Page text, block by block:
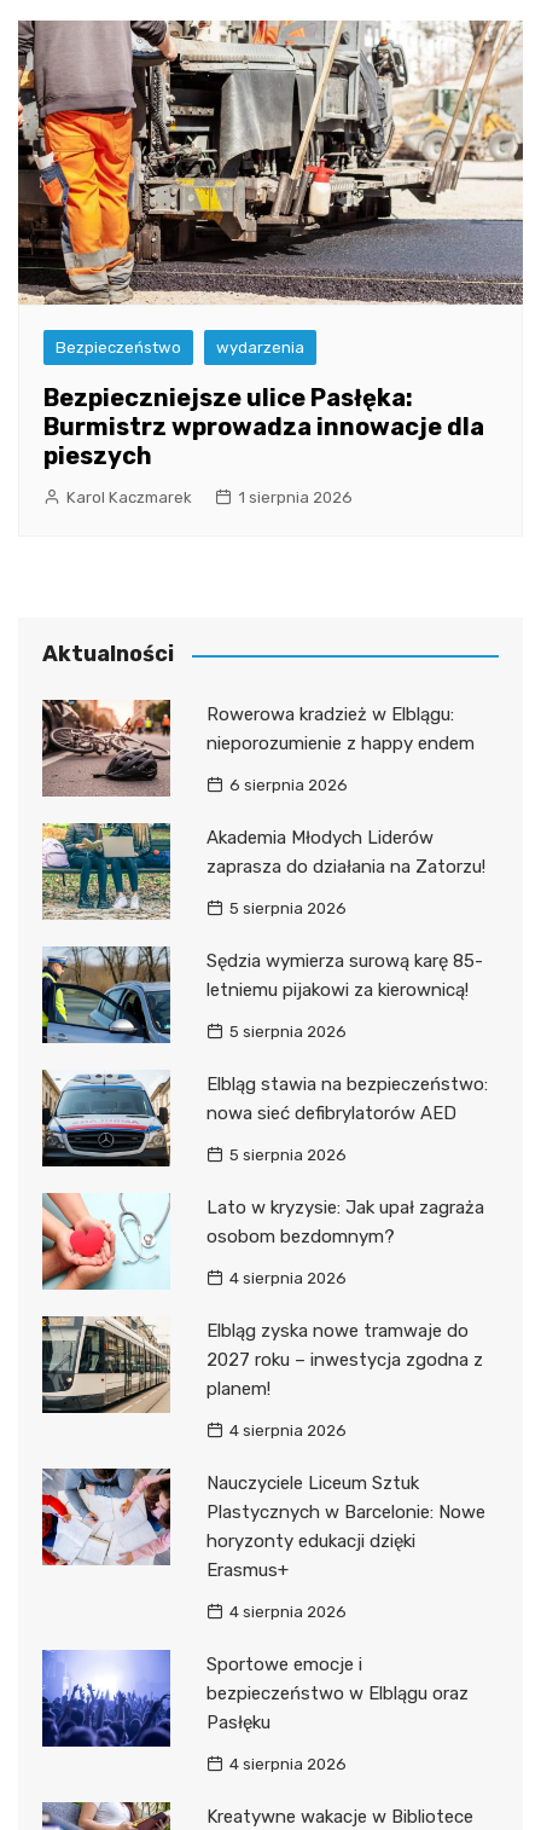
Bezpieczeństwo wydarzenia
Bezpieczniejsze ulice Pasłęka:
Burmistrz wprowadza innowacje dla
pieszych
Karol Kaczmarek 1 sierpnia 2026
Aktualności
Rowerowa kradzież w Elblągu:
nieporozumienie z happy endem
6 sierpnia 2026
Akademia Młodych Liderów
zaprasza do działania na Zatorzu!
5 sierpnia 2026
Sędzia wymierza surową karę 85-
letniemu pijakowi za kierownicą!
5 sierpnia 2026
Elbląg stawia na bezpieczeństwo:
nowa sieć defibrylatorów AED
5 sierpnia 2026
Lato w kryzysie: Jak upał zagraża
osobom bezdomnym?
4 sierpnia 2026
Elbląg zyska nowe tramwaje do
2027 roku – inwestycja zgodna z
planem!
4 sierpnia 2026
Nauczyciele Liceum Sztuk
Plastycznych w Barcelonie: Nowe
horyzonty edukacji dzięki
Erasmus+
4 sierpnia 2026
Sportowe emocje i
bezpieczeństwo w Elblągu oraz
Pasłęku
4 sierpnia 2026
Kreatywne wakacje w Bibliotece